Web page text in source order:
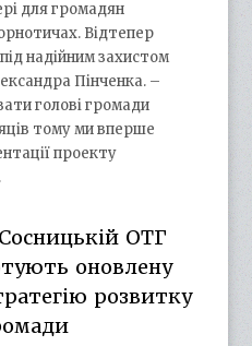
для громадян
Відтепер
надійним захистом
Пінченка. –
голові громади
тому ми вперше
проекту
ОТГ
оновлену
розвитку